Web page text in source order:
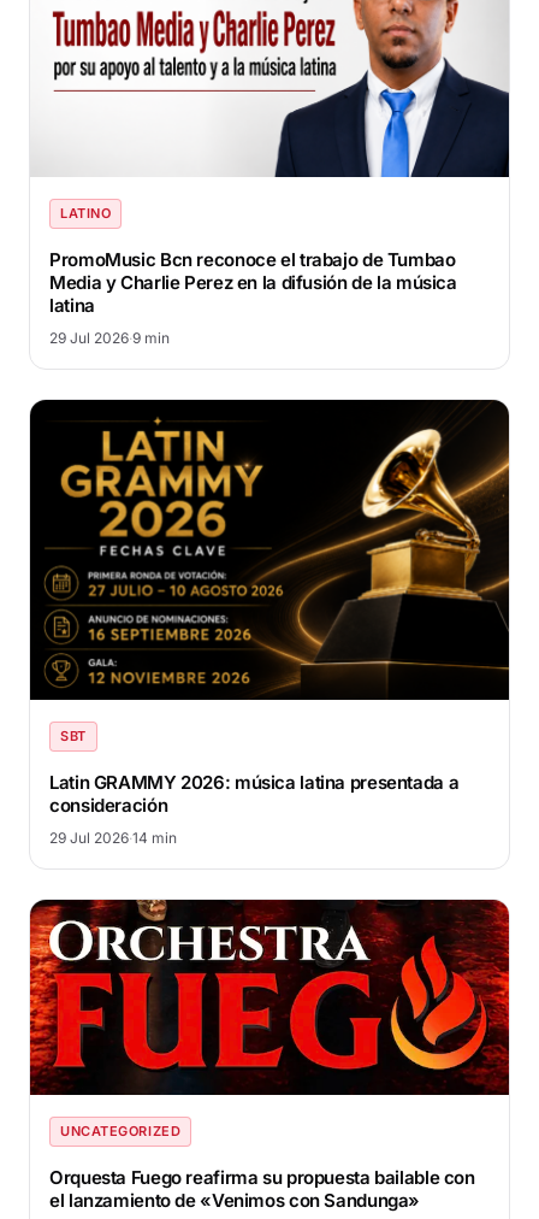
LATINO
PromoMusic Bcn reconoce el trabajo de Tumbao
Media y Charlie Perez en la difusión de la música
latina
29 Jul 2026·9 min
SBT
Latin GRAMMY 2026: música latina presentada a
consideración
29 Jul 2026·14 min
UNCATEGORIZED
Orquesta Fuego reafirma su propuesta bailable con
el lanzamiento de «Venimos con Sandunga»